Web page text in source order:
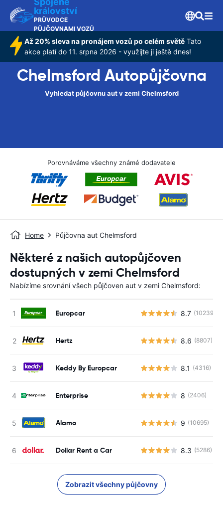
království
PRŮVODCE
PŮJČOVNAMI VOZŮ
Až 20% sleva na pronájem vozů po celém světě Tato
akce platí do 11. srpna 2026 - využijte ji ještě dnes!
Chelmsford Autopůjčovna
Vyhledat půjčovnu aut v zemi Chelmsford
Porovnáváme všechny známé dodavatele
Home Půjčovna aut Chelmsford
Některé z našich autopůjčoven
dostupných v zemi Chelmsford
Nabízíme srovnání všech půjčoven aut v zemi Chelmsford:
Europcar 8.7 (10239)
Hertz 8.6 (8807)
Keddy By Europcar 8.1 (4316)
Enterprise 8 (2406)
Alamo 9 (10695)
Dollar Rent a Car 8.3 (5286)
Zobrazit všechny půjčovny